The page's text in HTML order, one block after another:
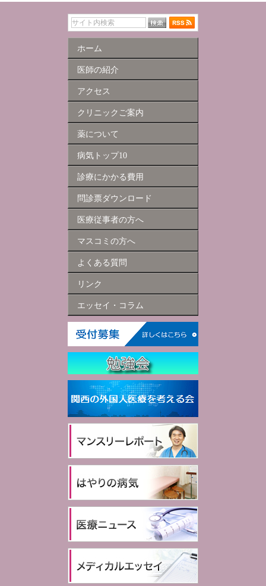
ホーム
医師の紹介
アクセス
クリニックご案内
薬について
病気トップ10
診療にかかる費用
問診票ダウンロード
医療従事者の方へ
マスコミの方へ
よくある質問
リンク
エッセイ・コラム